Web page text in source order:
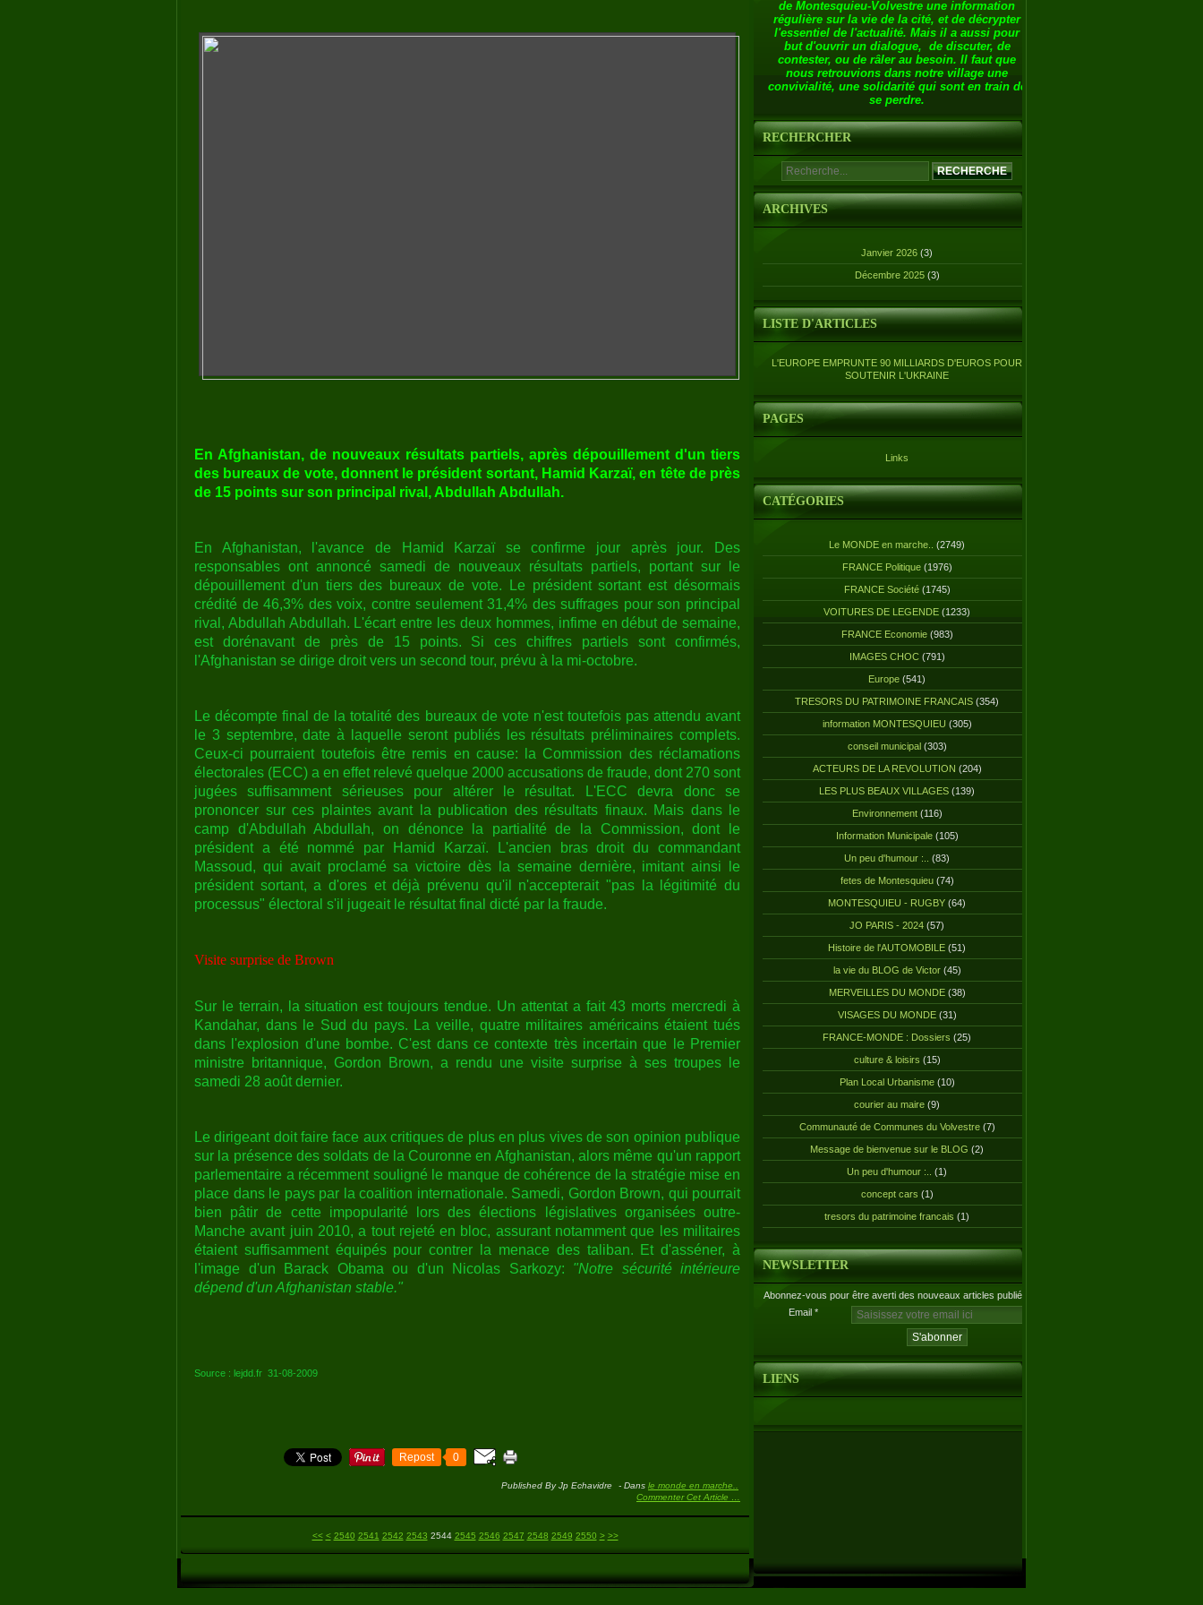
En Afghanistan, de nouveaux résultats partiels, après dépouillement d'un tiers
des bureaux de vote, donnent le président sortant, Hamid Karzaï, en tête de près
de 15 points sur son principal rival, Abdullah Abdullah.
En Afghanistan, l'avance de Hamid Karzaï se confirme jour après jour. Des
responsables ont annoncé samedi de nouveaux résultats partiels, portant sur le
dépouillement d'un tiers des bureaux de vote. Le président sortant est désormais
crédité de 46,3% des voix, contre seulement 31,4% des suffrages pour son principal
rival, Abdullah Abdullah. L'écart entre les deux hommes, infime en début de semaine,
est dorénavant de près de 15 points. Si ces chiffres partiels sont confirmés,
l'Afghanistan se dirige droit vers un second tour, prévu à la mi-octobre.
Le décompte final de la totalité des bureaux de vote n'est toutefois pas attendu avant
le 3 septembre, date à laquelle seront publiés les résultats préliminaires complets.
Ceux-ci pourraient toutefois être remis en cause: la Commission des réclamations
électorales (ECC) a en effet relevé quelque 2000 accusations de fraude, dont 270 sont
jugées suffisamment sérieuses pour altérer le résultat. L'ECC devra donc se
prononcer sur ces plaintes avant la publication des résultats finaux. Mais dans le
camp d'Abdullah Abdullah, on dénonce la partialité de la Commission, dont le
président a été nommé par Hamid Karzaï. L'ancien bras droit du commandant
Massoud, qui avait proclamé sa victoire dès la semaine dernière, imitant ainsi le
président sortant, a d'ores et déjà prévenu qu'il n'accepterait "pas la légitimité du
processus" électoral s'il jugeait le résultat final dicté par la fraude.
Visite surprise de Brown
Sur le terrain, la situation est toujours tendue. Un attentat a fait 43 morts mercredi à
Kandahar, dans le Sud du pays. La veille, quatre militaires américains étaient tués
dans l'explosion d'une bombe. C'est dans ce contexte très incertain que le Premier
ministre britannique, Gordon Brown, a rendu une visite surprise à ses troupes le
samedi 28 août dernier.
Le dirigeant doit faire face aux critiques de plus en plus vives de son opinion publique
sur la présence des soldats de la Couronne en Afghanistan, alors même qu'un rapport
parlementaire a récemment souligné le manque de cohérence de la stratégie mise en
place dans le pays par la coalition internationale. Samedi, Gordon Brown, qui pourrait
bien pâtir de cette impopularité lors des élections législatives organisées outre-
Manche avant juin 2010, a tout rejeté en bloc, assurant notamment que les militaires
étaient suffisamment équipés pour contrer la menace des taliban. Et d'asséner, à
l'image d'un Barack Obama ou d'un Nicolas Sarkozy: "Notre sécurité intérieure
dépend d'un Afghanistan stable."
Source : lejdd.fr 31-08-2009
Repost 0
Published By Jp Echavidre - Dans le monde en marche..
Commenter Cet Article
<< < 2500
2510
2520
2530
2540 2541 2542 2543 2544 2545 2546 2547 2548 2549 2550 2560
2570
2580
2590
2600
2700
> >>
de Montesquieu-Volvestre une information
régulière sur la vie de la cité, et de décrypter
l'essentiel de l'actualité. Mais il a aussi pour
but d'ouvrir un dialogue, de discuter, de
contester, ou de râler au besoin. Il faut que
nous retrouvions dans notre village une
convivialité, une solidarité qui sont en train de
se perdre.
RECHERCHER
ARCHIVES
Janvier 2026 (3)
Décembre 2025 (3)
LISTE D'ARTICLES
L'EUROPE EMPRUNTE 90 MILLIARDS D'EUROS POUR
SOUTENIR L'UKRAINE
PAGES
Links
CATÉGORIES
Le MONDE en marche.. (2749)
FRANCE Politique(1976)
FRANCE Société(1745)
VOITURES DE LEGENDE (1233)
FRANCE Economie(983)
IMAGES CHOC(791)
Europe (541)
TRESORS DU PATRIMOINE FRANCAIS (354)
information MONTESQUIEU (305)
conseil municipal(303)
ACTEURS DE LA REVOLUTION (204)
LES PLUS BEAUX VILLAGES (139)
Environnement(116)
Information Municipale(105)
Un peu d'humour :.. (83)
fetes de Montesquieu(74)
MONTESQUIEU - RUGBY (64)
JO PARIS - 2024 (57)
Histoire de l'AUTOMOBILE (51)
la vie du BLOG de Victor(45)
MERVEILLES DU MONDE(38)
VISAGES DU MONDE(31)
FRANCE-MONDE : Dossiers (25)
culture & loisirs (15)
Plan Local Urbanisme(10)
courier au maire (9)
Communauté de Communes du Volvestre(7)
Message de bienvenue sur le BLOG (2)
Un peu d'humour :.. (1)
concept cars (1)
tresors du patrimoine francais (1)
NEWSLETTER
Abonnez-vous pour être averti des nouveaux articles publiés.
Email
LIENS